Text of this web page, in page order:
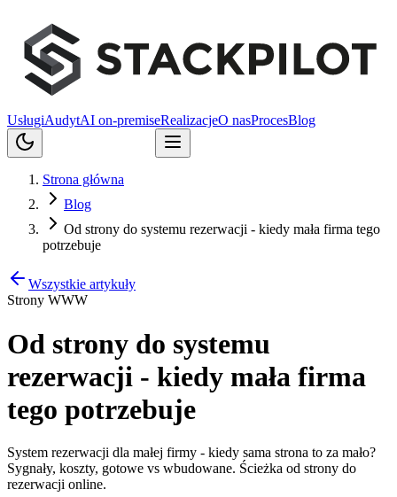
UsługiAudytAI on-premiseRealizacjeO nasProcesBlog
Strona główna
Blog
Od strony do systemu rezerwacji - kiedy mała firma tego
potrzebuje
Wszystkie artykuły
Strony WWW
Od strony do systemu
rezerwacji - kiedy mała firma
tego potrzebuje
System rezerwacji dla małej firmy - kiedy sama strona to za mało?
Sygnały, koszty, gotowe vs wbudowane. Ścieżka od strony do
rezerwacji online.